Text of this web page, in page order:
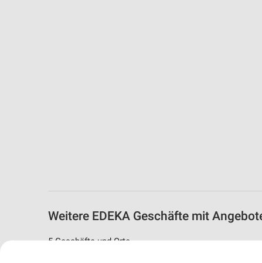
Weitere EDEKA Geschäfte mit
5 Geschäfte und Orte